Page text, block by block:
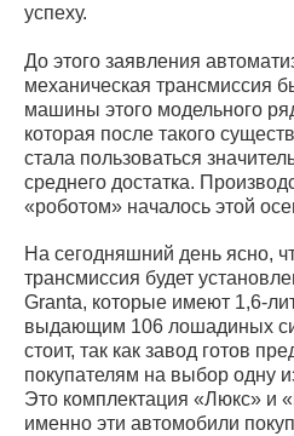
успеху.
До этого заявления
механическая трансмиссия
машины этого модельного
которая после такого
стала пользоваться
среднего достатка.
«роботом» началось этой
На сегодняшний день ясно,
трансмиссия будет
Granta, которые имеют 1,6-
выдающим 106 лошадиных
стоит, так как завод готов
покупателям на выбор одну
Это комплектация «Люкс» и
именно эти автомобили